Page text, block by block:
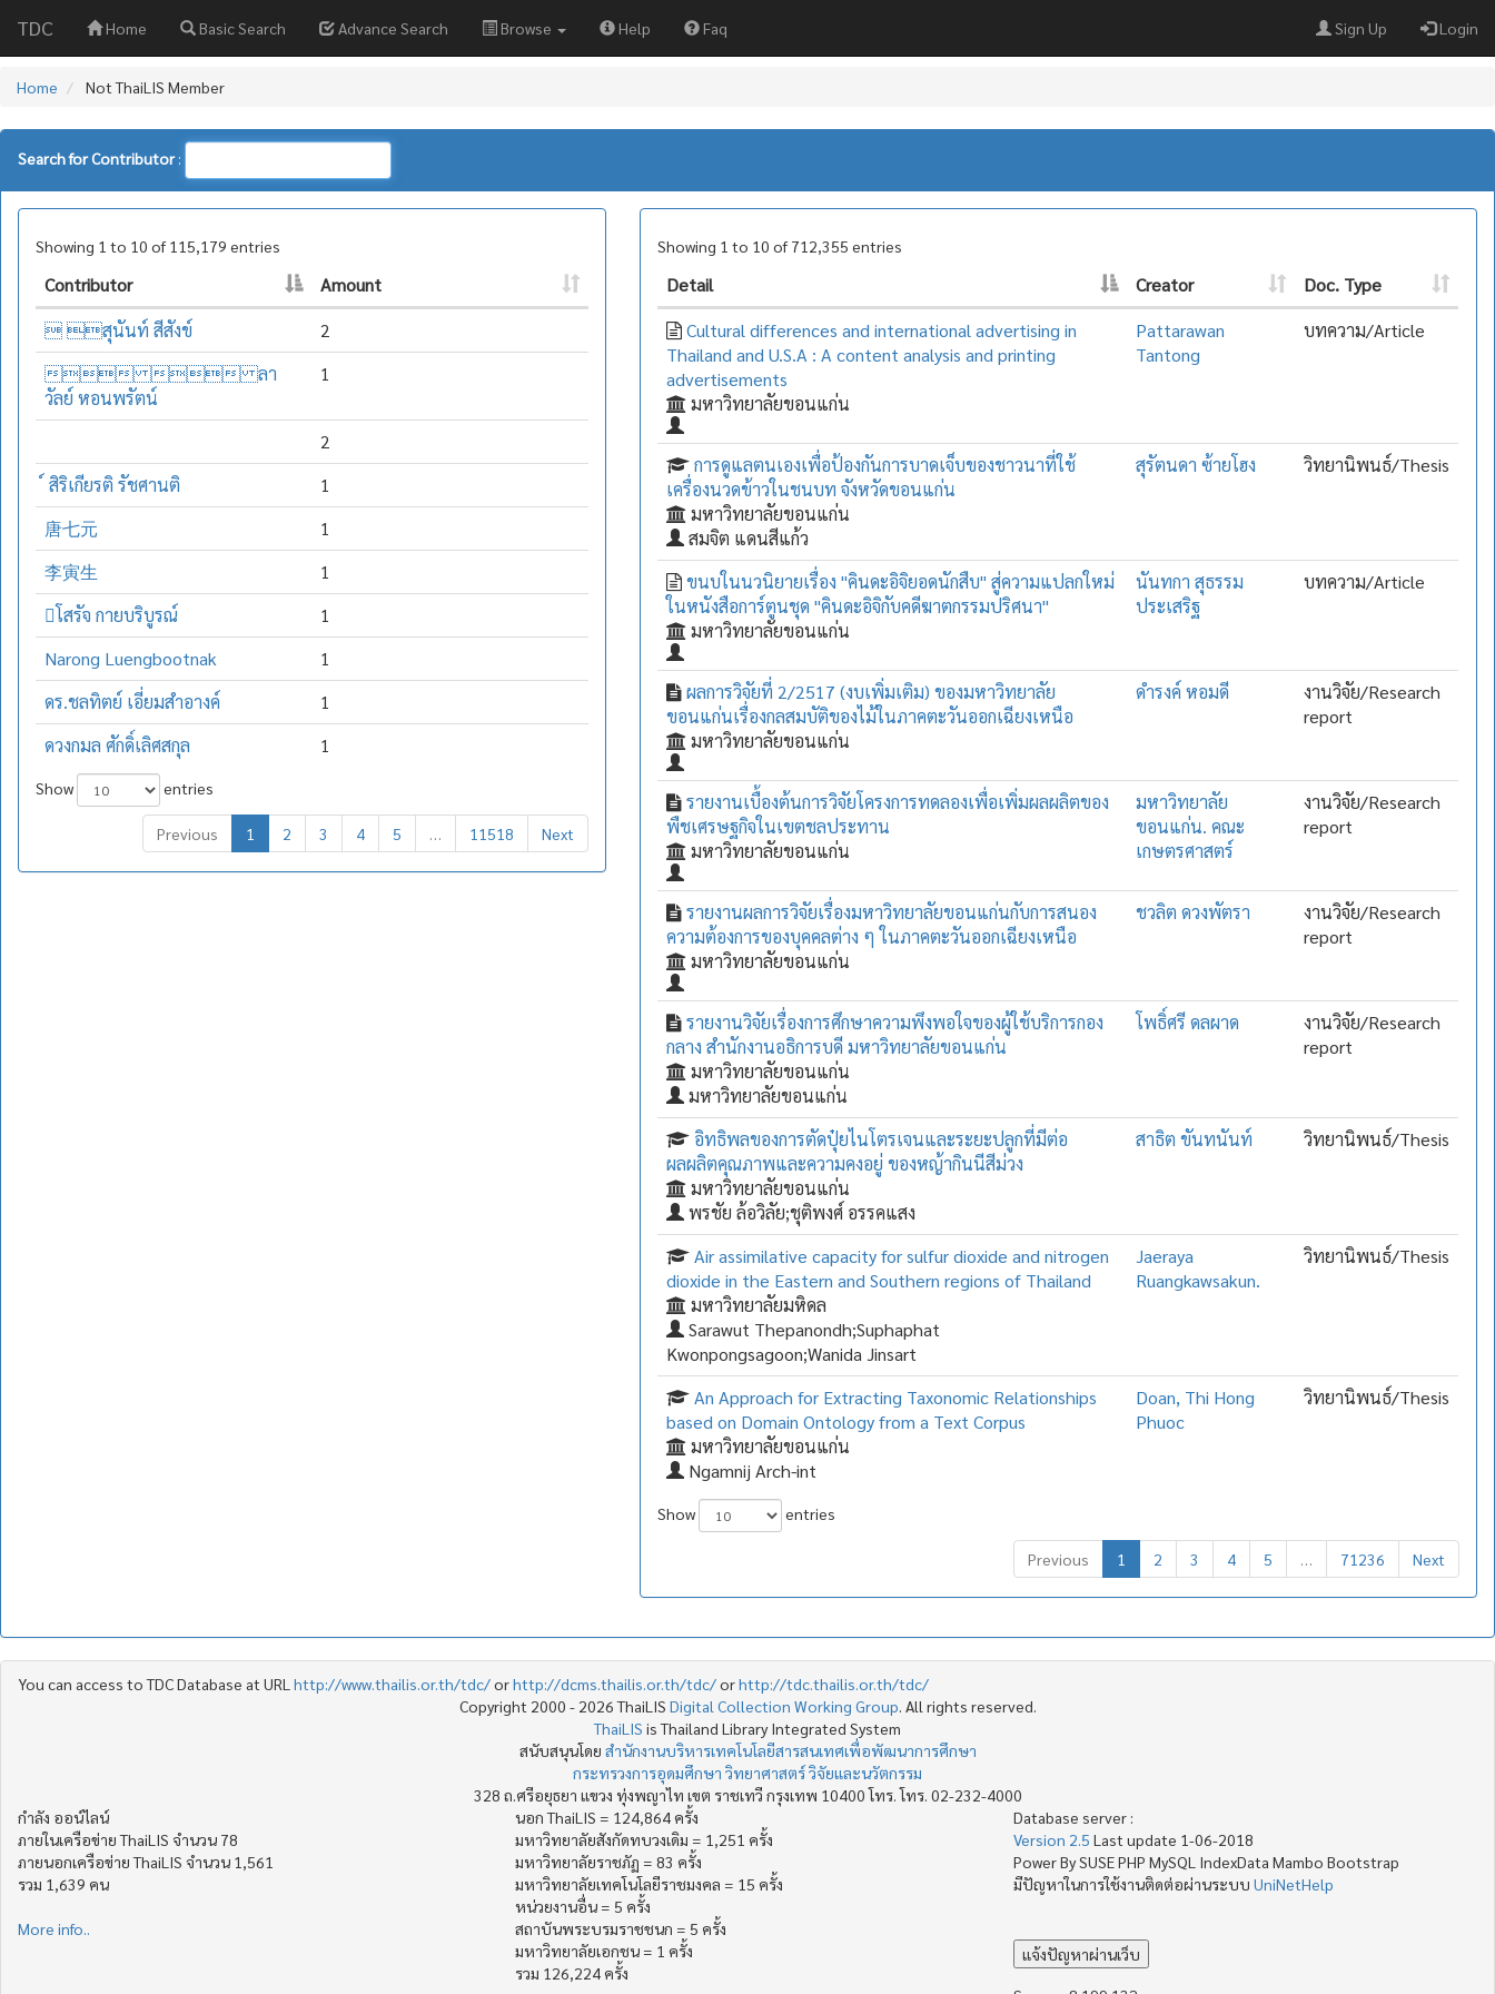
TDC Home Basic Search Advance Search Browse Help Faq Sign Up Login
Home Not ThaiLIS Member
Search for Contributor:
Showing 1 to 10 of 115,179 entries
Contributor
Amount
 สุนันท์ สีสังข์
2
  ลา
วัลย์ หอนพรัตน์
1
2
์ สิริเกียรติ รัชศานติ
1
唐七元
1
李寅生
1
โสรัจ กายบริบูรณ์
1
Narong Luengbootnak
1
ดร.ชลทิตย์ เอี่ยมสำอางค์
1
ดวงกมล ศักดิ์เลิศสกุล
1
Show entries
Previous 1 2 3 4 5 … 11518 Next
Showing 1 to 10 of 712,355 entries
Detail Creator
Doc. Type
Cultural differences and international advertising in
Thailand and U.S.A : A content analysis and printing
advertisements
มหาวิทยาลัยขอนแก่น
Pattarawan
Tantong
บทความ/Article
การดูแลตนเองเพื่อป้องกันการบาดเจ็บของชาวนาที่ใช้
เครื่องนวดข้าวในชนบท จังหวัดขอนแก่น
มหาวิทยาลัยขอนแก่น
สมจิต แดนสีแก้ว
สุรัตนดา ซ้ายโฮง วิทยานิพนธ์/Thesis
ขนบในนวนิยายเรื่อง "คินดะอิจิยอดนักสืบ" สู่ความแปลกใหม่
ในหนังสือการ์ตูนชุด "คินดะอิจิกับคดีฆาตกรรมปริศนา"
มหาวิทยาลัยขอนแก่น
นันทกา สุธรรม
ประเสริฐ
บทความ/Article
ผลการวิจัยที่ 2/2517 (งบเพิ่มเติม) ของมหาวิทยาลัย
ขอนแก่นเรื่องกลสมบัติของไม้ในภาคตะวันออกเฉียงเหนือ
มหาวิทยาลัยขอนแก่น
ดำรงค์ หอมดี
งานวิจัย/Research
report
รายงานเบื้องต้นการวิจัยโครงการทดลองเพื่อเพิ่มผลผลิตของ
พืชเศรษฐกิจในเขตชลประทาน
มหาวิทยาลัยขอนแก่น
มหาวิทยาลัย
ขอนแก่น. คณะ
เกษตรศาสตร์
งานวิจัย/Research
report
รายงานผลการวิจัยเรื่องมหาวิทยาลัยขอนแก่นกับการสนอง
ความต้องการของบุคคลต่าง ๆ ในภาคตะวันออกเฉียงเหนือ
มหาวิทยาลัยขอนแก่น
ชวลิต ดวงพัตรา
งานวิจัย/Research
report
รายงานวิจัยเรื่องการศึกษาความพึงพอใจของผู้ใช้บริการกอง
กลาง สำนักงานอธิการบดี มหาวิทยาลัยขอนแก่น
มหาวิทยาลัยขอนแก่น
มหาวิทยาลัยขอนแก่น
โพธิ์ศรี ดลผาด
งานวิจัย/Research
report
อิทธิพลของการตัดปุ๋ยไนโตรเจนและระยะปลูกที่มีต่อ
ผลผลิตคุณภาพและความคงอยู่ ของหญ้ากินนีสีม่วง
มหาวิทยาลัยขอนแก่น
พรชัย ล้อวิลัย;ชุติพงศ์ อรรคแสง
สาธิต ขันทนันท์ วิทยานิพนธ์/Thesis
Air assimilative capacity for sulfur dioxide and nitrogen
dioxide in the Eastern and Southern regions of Thailand
มหาวิทยาลัยมหิดล
Sarawut Thepanondh;Suphaphat
Kwonpongsagoon;Wanida Jinsart
Jaeraya
Ruangkawsakun.
วิทยานิพนธ์/Thesis
An Approach for Extracting Taxonomic Relationships
based on Domain Ontology from a Text Corpus
มหาวิทยาลัยขอนแก่น
Ngamnij Arch-int
Doan, Thi Hong
Phuoc
วิทยานิพนธ์/Thesis
Show entries
Previous 1 2 3 4 5 … 71236 Next
You can access to TDC Database at URL http://www.thailis.or.th/tdc/orhttp://dcms.thailis.or.th/tdc/orhttp://tdc.thailis.or.th/tdc/
Copyright 2000 - 2026 ThaiLIS Digital Collection Working Group. All rights reserved.
ThaiLIS is Thailand Library Integrated System
สนับสนุนโดย สำนักงานบริหารเทคโนโลยีสารสนเทศเพื่อพัฒนาการศึกษา
กระทรวงการอุดมศึกษา วิทยาศาสตร์ วิจัยและนวัตกรรม
328 ถ.ศรีอยุธยา แขวง ทุ่งพญาไท เขต ราชเทวี กรุงเทพ 10400 โทร. โทร. 02-232-4000
กำลัง ออน์ไลน์
ภายในเครือข่าย ThaiLIS จำนวน 78
ภายนอกเครือข่าย ThaiLIS จำนวน 1,561
รวม 1,639 คน
More info..
นอก ThaiLIS = 124,864 ครั้ง
มหาวิทยาลัยสังกัดทบวงเดิม = 1,251 ครั้ง
มหาวิทยาลัยราชภัฏ = 83 ครั้ง
มหาวิทยาลัยเทคโนโลยีราชมงคล = 15 ครั้ง
หน่วยงานอื่น = 5 ครั้ง
สถาบันพระบรมราชชนก = 5 ครั้ง
มหาวิทยาลัยเอกชน = 1 ครั้ง
รวม 126,224 ครั้ง
Database server :
Version 2.5 Last update 1-06-2018
Power By SUSE PHP MySQL IndexData Mambo Bootstrap
มีปัญหาในการใช้งานติดต่อผ่านระบบ UniNetHelp